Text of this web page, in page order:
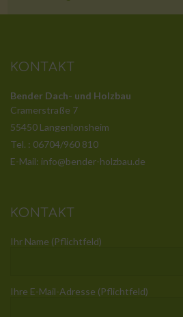
KONTAKT
Bender Dach- und Holzbau
Cramerstraße 7
55450 Langenlonsheim
Tel. : 06704/960 810
E-Mail: info@bender-holzbau.de
KONTAKT
Ihr Name (Pflichtfeld)
Ihre E-Mail-Adresse (Pflichtfeld)